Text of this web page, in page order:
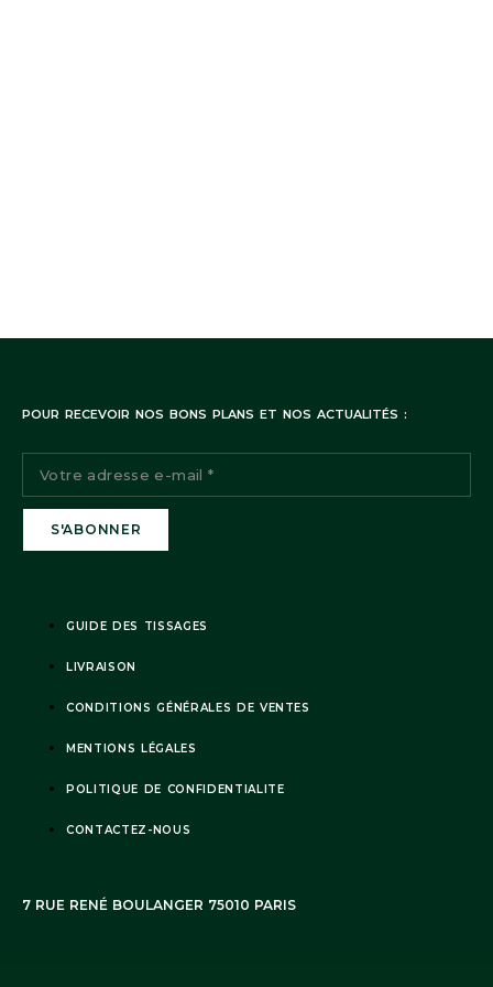
POUR RECEVOIR NOS BONS PLANS ET NOS ACTUALITÉS :
GUIDE DES TISSAGES
LIVRAISON
CONDITIONS GÉNÉRALES DE VENTES
MENTIONS LÉGALES
POLITIQUE DE CONFIDENTIALITE
CONTACTEZ-NOUS
7 RUE RENÉ BOULANGER 75010 PARIS